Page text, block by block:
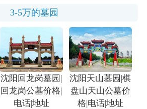
3-5万的墓园
沈阳回龙岗墓园|
回龙岗公墓价格|
电话|地址
沈阳天山墓园|棋
盘山天山公墓价
格|电话|地址